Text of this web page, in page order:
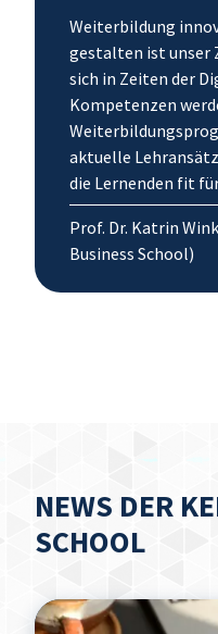
Weiterbildung
gestalten ist unser
sich in Zeiten der
Kompetenzen
aktuelle
die Lernenden fit
Prof. Dr. Katrin
Business School)
NEWS DER
SCHOOL